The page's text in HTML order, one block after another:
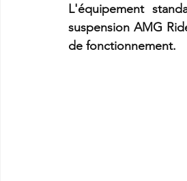
L'équipement
suspension AMG
de fonctionnement.